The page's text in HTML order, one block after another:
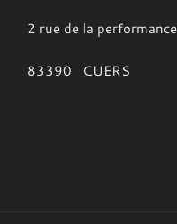
2 rue de la performance
83390 CUERS